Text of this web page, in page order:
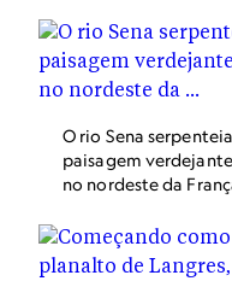
França.
O rio Sena
paisagem
no nordeste da